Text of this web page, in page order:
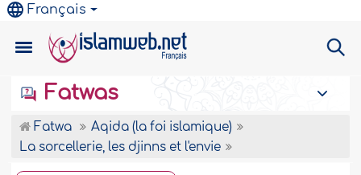
Français
Fatwas
Fatwa
Aqida (la foi islamique)
La sorcellerie, les djinns et l'envie